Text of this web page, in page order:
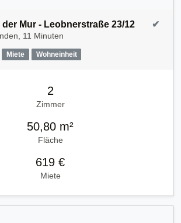
Mur - Leobnerstraße 23/12
11 Minuten
Miete Wohneinheit
✔
2
Zimmer
50,80 m²
Fläche
619 €
Miete